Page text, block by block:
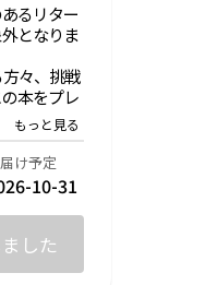
るリター
となりま
々、挑戦
本をプレ
の複数冊
身の手で
ジ＋特設
け予定
10-31
した